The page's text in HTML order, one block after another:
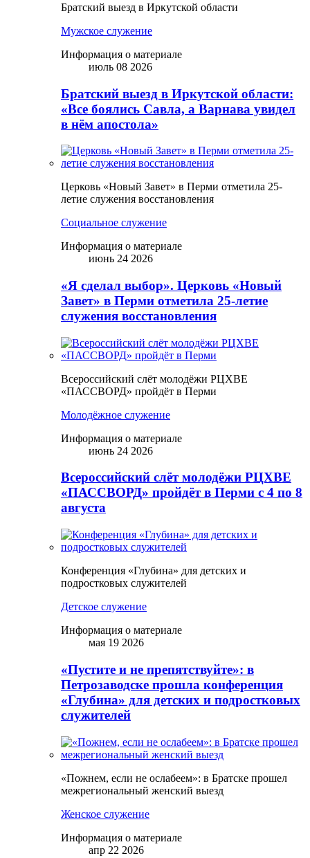
Братский выезд в Иркутской области
Мужское служение
Информация о материале
июль 08 2026
Братский выезд в Иркутской области:
«Все боялись Савла, а Варнава увидел
в нём апостола»
Церковь «Новый Завет» в Перми отметила 25-
летие служения восстановления
Социальное служение
Информация о материале
июнь 24 2026
«Я сделал выбор». Церковь «Новый
Завет» в Перми отметила 25-летие
служения восстановления
Всероссийский слёт молодёжи РЦХВЕ
«ПАССВОРД» пройдёт в Перми
Молодёжное служение
Информация о материале
июнь 24 2026
Всероссийский слёт молодёжи РЦХВЕ
«ПАССВОРД» пройдёт в Перми с 4 по 8
августа
Конференция «Глубина» для детских и
подростковых служителей
Детское служение
Информация о материале
мая 19 2026
«Пустите и не препятствуйте»: в
Петрозаводске прошла конференция
«Глубина» для детских и подростковых
служителей
«Пожнем, если не ослабеем»: в Братске прошел
межрегиональный женский выезд
Женское служение
Информация о материале
апр 22 2026